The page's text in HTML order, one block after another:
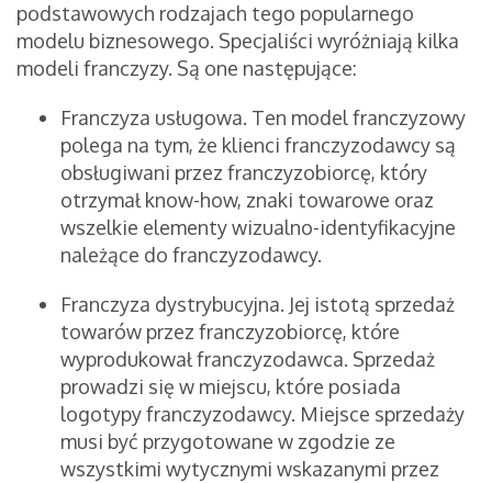
podstawowych rodzajach tego popularnego
modelu biznesowego. Specjaliści wyróżniają kilka
modeli franczyzy. Są one następujące:
Franczyza usługowa. Ten model franczyzowy
polega na tym, że klienci franczyzodawcy są
obsługiwani przez franczyzobiorcę, który
otrzymał know-how, znaki towarowe oraz
wszelkie elementy wizualno-identyfikacyjne
należące do franczyzodawcy.
Franczyza dystrybucyjna. Jej istotą sprzedaż
towarów przez franczyzobiorcę, które
wyprodukował franczyzodawca. Sprzedaż
prowadzi się w miejscu, które posiada
logotypy franczyzodawcy. Miejsce sprzedaży
musi być przygotowane w zgodzie ze
wszystkimi wytycznymi wskazanymi przez